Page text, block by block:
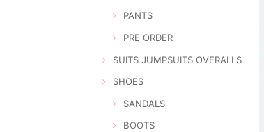
PANTS
PRE ORDER
SUITS JUMPSUITS OVERALLS
SHOES
SANDALS
BOOTS